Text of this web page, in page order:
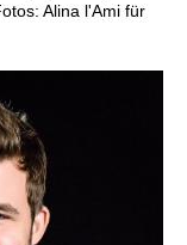
Alina l'Ami für